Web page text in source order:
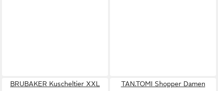
BRUBAKER Kuscheltier XXL
TAN.TOMI Shopper Damen